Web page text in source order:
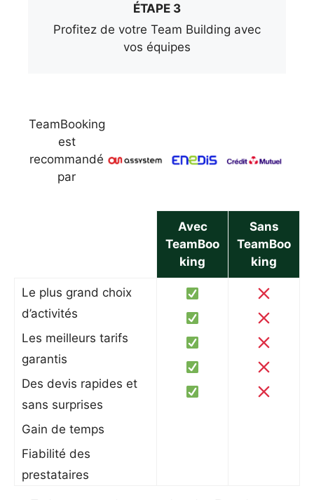
ÉTAPE 3
Profitez de votre Team Building avec
vos équipes
TeamBooking
est
recommandé
par
Avec
TeamBoo
king
Sans
TeamBoo
king
Le plus grand choix
d’activités
Les meilleurs tarifs
garantis
Des devis rapides et
sans surprises
Gain de temps
Fiabilité des
prestataires